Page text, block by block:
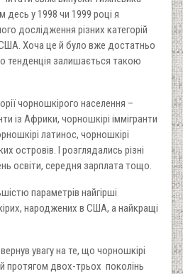
у 1998 чи 1999 році я
дослідження різних категорій
Хоча це й було вже достатньо
тенденція залишається такою
чорношкірого населення –
із Африки, чорношкірі іммігранти
латинос, чорношкірі
островів. І розглядались різні
освіти, середня зарплата тощо.
параметрів найгірші
народжених в США, а найкращі
увагу на те, що чорношкірі
протягом двох-трьох поколінь